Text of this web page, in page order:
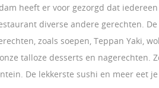
heeft er voor gezorgd dat
diverse andere gerechten.
zoals soepen, Teppan Yaki,
talloze desserts en nagerechten.
De lekkerste sushi en meer eet